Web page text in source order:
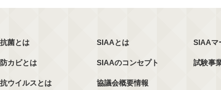
抗菌とは
防カビとは
抗ウイルスとは
SIAAとは
SIAAのコンセプト
協議会概要情報
SIAAマ
試験事